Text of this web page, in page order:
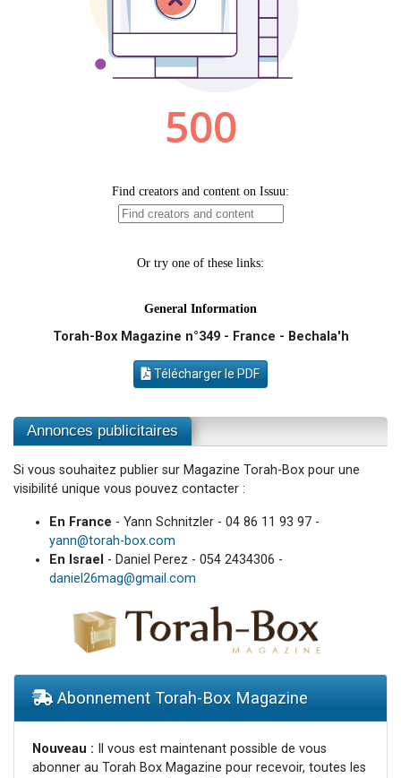
Eva vient de donner son Maasser
Lisbel Esther vient de donner son Maasser
Torah-Box Magazine n°349 - France - Bechala'h
Télécharger le PDF
Annonces publicitaires
Si vous souhaitez publier sur Magazine Torah-Box pour une
visibilité unique vous pouvez contacter :
En France - Yann Schnitzler - 04 86 11 93 97 -
yann@torah-box.com
En Israel - Daniel Perez - 054 2434306 -
daniel26mag@gmail.com
Abonnement Torah-Box Magazine
Nouveau : Il vous est maintenant possible de vous
abonner au Torah Box Magazine pour recevoir, toutes les